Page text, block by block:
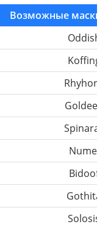
Возможные
Oddish
Koffing
Rhyhorn
Goldeen
Spinarak
Numel
Bidoof
Gothita
Solosis